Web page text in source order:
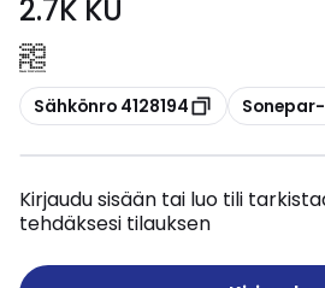
2.7K KU
Kopioi
Sähkönro 4128194 Kopioi
Sonepar-
Kirjaudu sisään tai luo tili
tehdäksesi tilauksen